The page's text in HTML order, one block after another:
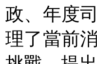
政、年度
理了當前